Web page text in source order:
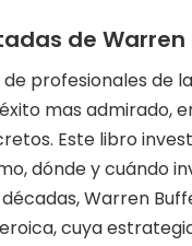
de
de profesionales de
mas admirado,
Este libro
dónde y cuándo
Warren
cuya